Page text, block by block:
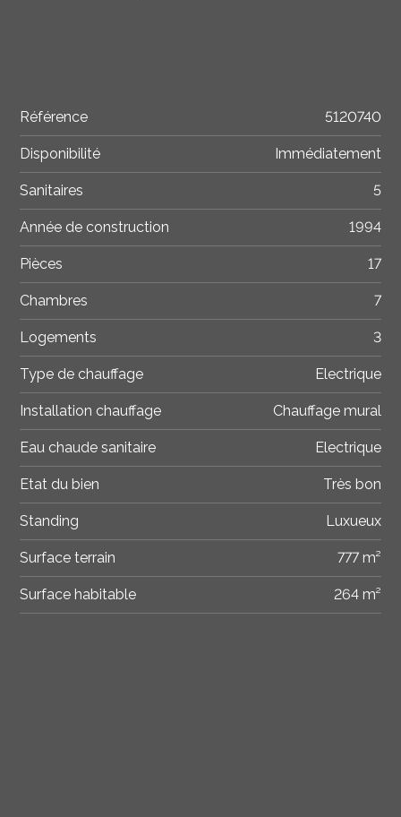
Référence 5120740
Disponibilité Immédiatement
Sanitaires 5
Année de construction 1994
Pièces 17
Chambres 7
Logements 3
Type de chauffage Electrique
Installation chauffage Chauffage mural
Eau chaude sanitaire Electrique
Etat du bien Très bon
Standing Luxueux
Surface terrain 777 m²
Surface habitable 264 m²